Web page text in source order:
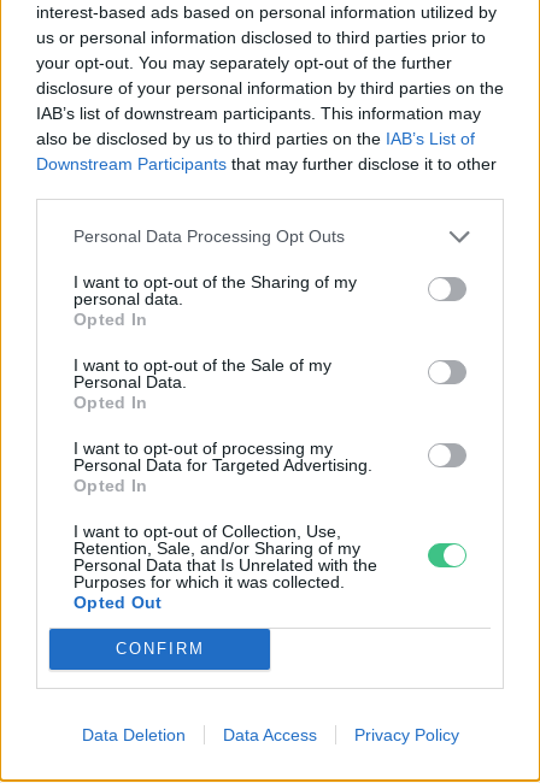
interest-based ads based on personal information utilized by
us or personal information disclosed to third parties prior to
your opt-out. You may separately opt-out of the further
disclosure of your personal information by third parties on the
IAB’s list of downstream participants. This information may
also be disclosed by us to third parties on the IAB’s List of
Downstream Participants that may further disclose it to other
Personal Data Processing Opt Outs
I want to opt-out of the Sharing of my
personal data.
Opted In
I want to opt-out of the Sale of my
Personal Data.
Opted In
I want to opt-out of processing my
Personal Data for Targeted Advertising.
Opted In
I want to opt-out of Collection, Use,
Retention, Sale, and/or Sharing of my
Personal Data that Is Unrelated with the
Purposes for which it was collected.
Opted Out
CONFIRM
Data Deletion Data Access Privacy Policy
A világ legnagyobb zöld
repülőgépe
Greendex szemle
üzemanyagra kötött szerződést az
Air France-KLM
Greendex Szemle
sincs kevesebbet repülni
Greendex Szemle
A turisták a legnagyobb
környezetszennyezők?
Greendex Szemle